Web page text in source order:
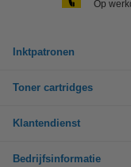
Op
Inktpatronen
Toner cartridges
Klantendienst
Bedrijfsinformatie